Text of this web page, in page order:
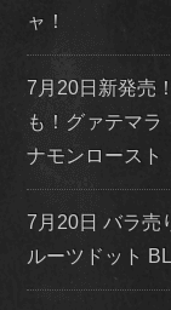
ャ！
7月20日新発売
も！グァテマ
ナモンロースト
7月20日 バラ売
ルーツドット